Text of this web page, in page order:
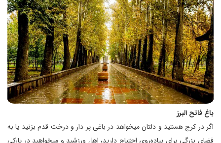
باغ فاتح البرز
اگر در کرج هستید و دلتان میخواهد در باغی پر دار و درخت قدم بزنید یا به
فضای بزرگی برای پیاده‌روی احتیاج دارید، اهل ورزشید و میخواهید در پارکی